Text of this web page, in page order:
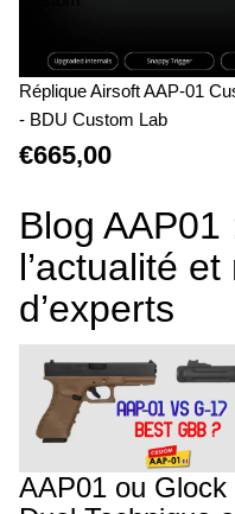
Réplique Airsoft AAP-01
- BDU Custom Lab
€665,00
Blog AAP01
l’actualité
d’experts
AAP01 ou Glock 17 : Le
et l'Avantage Structurel de
Fixe
AAP01 ou Glock